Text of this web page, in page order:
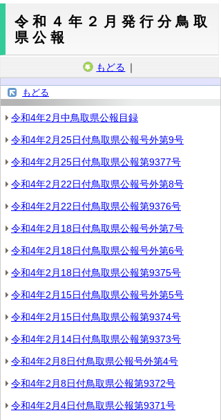
令和４年２月発行分鳥取
県公報
もどる ｜
もどる
令和4年2月中鳥取県公報目録
令和4年2月25日付鳥取県公報号外第9号
令和4年2月25日付鳥取県公報第9377号
令和4年2月22日付鳥取県公報号外第8号
令和4年2月22日付鳥取県公報第9376号
令和4年2月18日付鳥取県公報号外第7号
令和4年2月18日付鳥取県公報号外第6号
令和4年2月18日付鳥取県公報第9375号
令和4年2月15日付鳥取県公報号外第5号
令和4年2月15日付鳥取県公報第9374号
令和4年2月14日付鳥取県公報第9373号
令和4年2月8日付鳥取県公報号外第4号
令和4年2月8日付鳥取県公報第9372号
令和4年2月4日付鳥取県公報第9371号